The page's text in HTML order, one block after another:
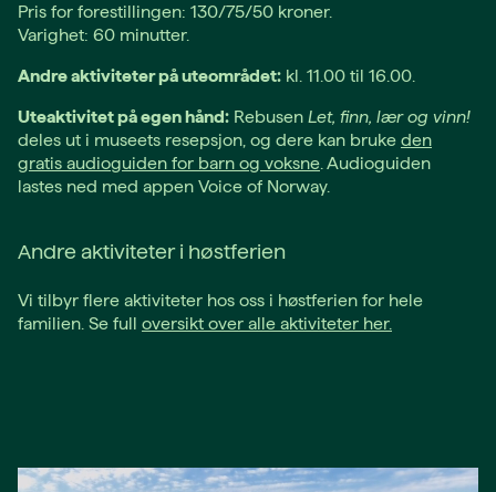
Pris for forestillingen: 130/75/50 kroner.
Varighet: 60 minutter.
Andre aktiviteter på uteområdet: kl. 11.00 til 16.00.
Uteaktivitet på egen hånd: Rebusen Let, finn, lær og vinn!
deles ut i museets resepsjon, og dere kan bruke den
gratis audioguiden for barn og voksne . Audioguiden
lastes ned med appen Voice of Norway.
Andre aktiviteter i høstferien
Vi tilbyr flere aktiviteter hos oss i høstferien for hele
familien. Se full oversikt over alle aktiviteter her.